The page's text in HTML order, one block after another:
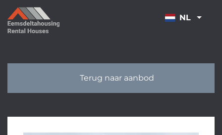
OVERSLAAN
NL
Terug naar aanbod